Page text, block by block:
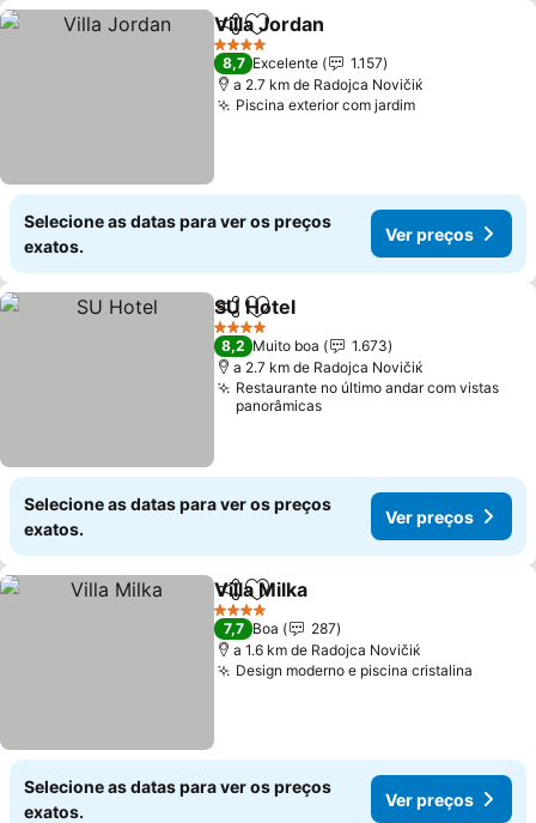
PartilharAdicionar aos favoritos
Villa Jordan
4 Estrelas
8,7 Excelente
1.157
a 2.7 km de Rаdoјcа Novičiќ
Piscina exterior com jardimVer preços
Selecione as datas para ver os preços
exatos.
Ver preços
PartilharAdicionar aos favoritos
SU Hotel
4 Estrelas
8,2 Muito boa
1.673
a 2.7 km de Rаdoјcа Novičiќ
Restaurante no último andar com vistas
panorâmicas
Selecione as datas para ver os preços
exatos.
Ver preços
PartilharAdicionar aos favoritos
Villa Milka
4 Estrelas
7,7 Boa
287
a 1.6 km de Rаdoјcа Novičiќ
Design moderno e piscina cristalina
Selecione as datas para ver os preços
exatos.
Ver preços